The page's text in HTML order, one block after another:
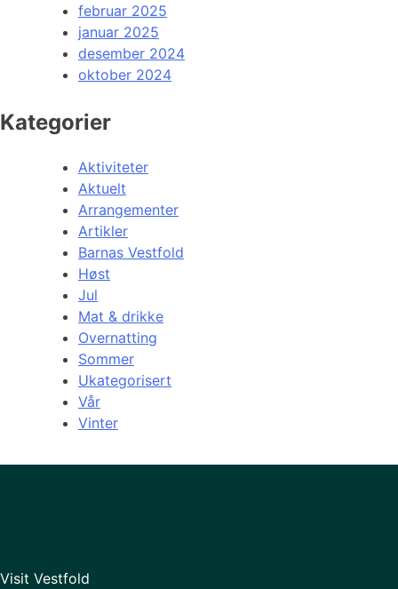
februar 2025
januar 2025
desember 2024
oktober 2024
Kategorier
Aktiviteter
Aktuelt
Arrangementer
Artikler
Barnas Vestfold
Høst
Jul
Mat & drikke
Overnatting
Sommer
Ukategorisert
Vår
Vinter
Visit Vestfold